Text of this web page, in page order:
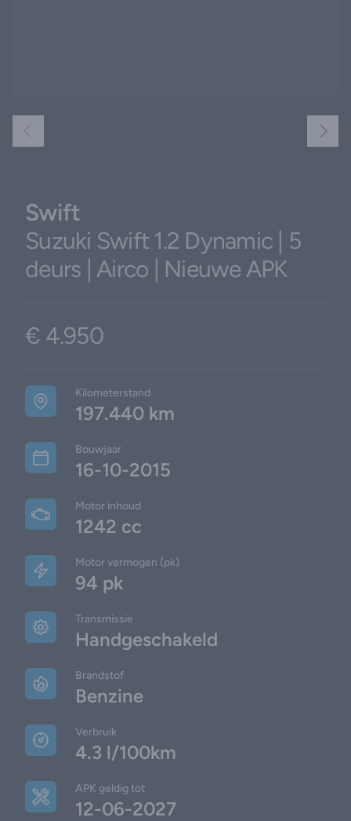
Swift
Suzuki Swift 1.2 Dynamic | 5
deurs | Airco | Nieuwe APK
Product information
€ 4.950
Kilometerstand
197.440 km
Bouwjaar
16-10-2015
Motor inhoud
1242 cc
Motor vermogen (pk)
94 pk
Transmissie
Handgeschakeld
Brandstof
Benzine
Verbruik
4.3 l/100km
APK geldig tot
12-06-2027